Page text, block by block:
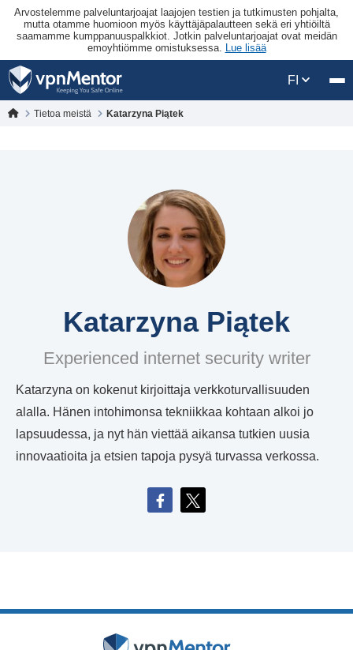
Arvostelemme palveluntarjoajat laajojen testien ja tutkimusten pohjalta,
mutta otamme huomioon myös käyttäjäpalautteen sekä eri yhtiöiltä
saamamme kumppanuuspalkkiot. Jotkin palveluntarjoajat ovat meidän
emoyhtiömme omistuksessa. Lue lisää
FI
Tietoa meistä Katarzyna Piątek
Katarzyna Piątek
Experienced internet security writer
Katarzyna on kokenut kirjoittaja verkkoturvallisuuden
alalla. Hänen intohimonsa tekniikkaa kohtaan alkoi jo
lapsuudessa, ja nyt hän viettää aikansa tutkien uusia
innovaatioita ja etsien tapoja pysyä turvassa verkossa.